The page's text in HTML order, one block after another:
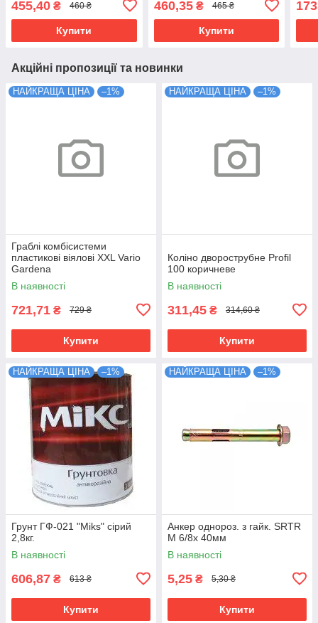
455,40 ₴ 460 ₴
Купити
460,35₴ 465 ₴
Купити
Акційні пропозиції та новинки
НАЙКРАЩА ЦІНА –1%
Граблі комбісистеми
пластикові віялові XXL Vario
Gardena
В наявності
721,71 ₴ 729 ₴
Купити
НАЙКРАЩА ЦІНА –1%
Коліно дворострубне Profil
100 коричневе
В наявності
311,45 ₴ 314,60 ₴
Купити
НАЙКРАЩА ЦІНА –1%
Грунт ГФ-021 "Miks" сірий
2,8кг.
В наявності
606,87 ₴ 613 ₴
Купити
НАЙКРАЩА ЦІНА –1%
Анкер однороз. з гайк. SRTR
М 6/8х 40мм
В наявності
5,25 ₴ 5,30 ₴
Купити